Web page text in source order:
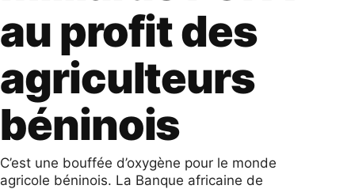
au profit des
agriculteurs
béninois
C’est une bouffée d’oxygène pour le monde
agricole béninois. La Banque africaine de